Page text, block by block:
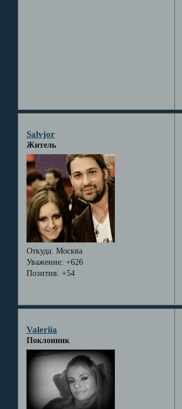
Salvjor
Житель
Откуда: Москва
Уважение: +626
Позитив: +54
Valeriia
Поклонник